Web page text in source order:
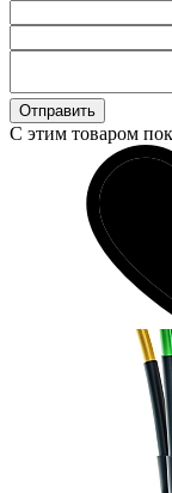
Отправить
С этим товаром